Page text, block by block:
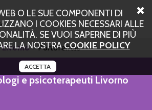
O LE SUE COMPONENTI DI
I COOKIES NECESSARI ALLE
SE VUOI SAPERNE DI PIÙ
LA NOSTRACOOKIE POLICY
ACCETTA
Livorno Portoferraio
e psicoterapeuti Livorno